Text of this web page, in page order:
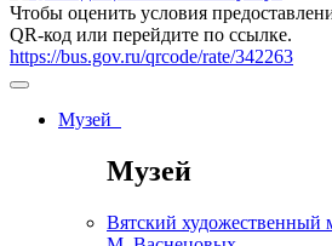
Чтобы оценить условия
QR-код или перейдите по ссылке.
https://bus.gov.ru/qrcode/rate/342263
Музей
Музей
Вятский